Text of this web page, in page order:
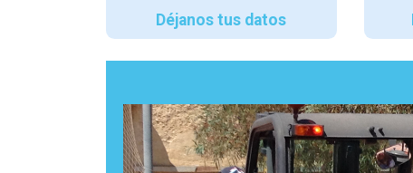
Déjanos tus datos